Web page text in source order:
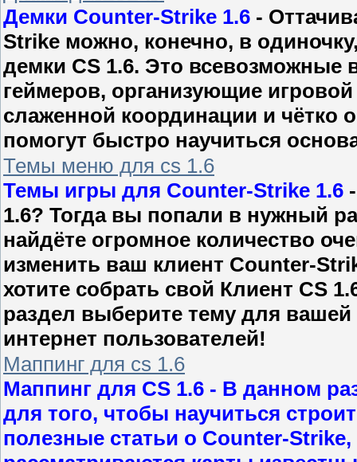
Демки Counter-Strike 1.6 -
Strike можно, конечно, в
демки CS 1.6. Это
геймеров, организующие
слаженной координации и чётко
помогут быстро научиться
Темы меню для cs 1.6
Темы игры для Counter-Strike 1.6
1.6? Тогда вы попали в нужный
найдёте огромное количество
изменить ваш клиент Counter-
хотите собрать свой Клиент CS
раздел выберите тему для
интернет пользователей!
Маппинг для cs 1.6
Маппинг для CS 1.6 - В данном
для того, чтобы научиться
полезные статьи о Counter-